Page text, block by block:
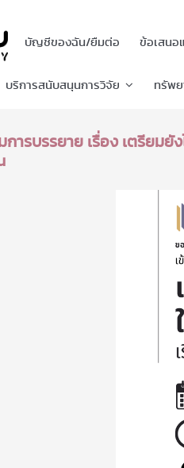
บัญชีของฉัน/ยืมต่อ ข้อเสนอ
บริการสนับสนุนการวิจัย ทรัพย
ารบรรยาย เรื่อง เตรียมยั